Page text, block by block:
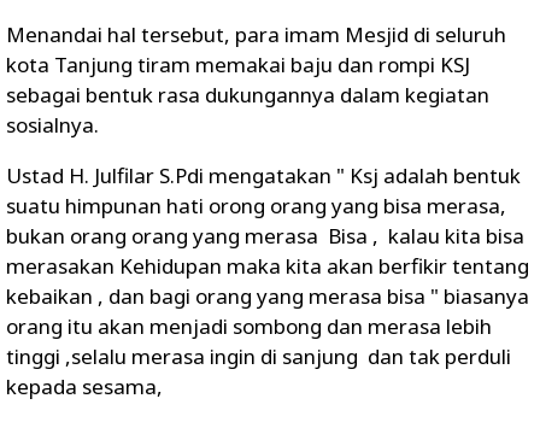
Menandai hal tersebut, para imam Mesjid di seluruh
kota Tanjung tiram memakai baju dan rompi KSJ
sebagai bentuk rasa dukungannya dalam kegiatan
sosialnya.
Ustad H. Julfilar S.Pdi mengatakan " Ksj adalah bentuk
suatu himpunan hati orong orang yang bisa merasa,
bukan orang orang yang merasa Bisa , kalau kita bisa
merasakan Kehidupan maka kita akan berfikir tentang
kebaikan , dan bagi orang yang merasa bisa " biasanya
orang itu akan menjadi sombong dan merasa lebih
tinggi ,selalu merasa ingin di sanjung dan tak perduli
kepada sesama,